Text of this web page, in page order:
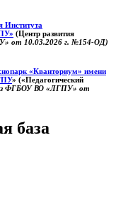
Института
(Центр развития
от 10.03.2026 г. №154-ОД)
«Кванториум» имени
» («Педагогический
ФГБОУ ВО «ЛГПУ» от
база